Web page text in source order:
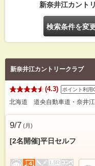
新奈井江カント
検索条件を変
新奈井江カントリークラブ
(4.3) ポイント利用
北海道 道央自動車道・奈井
9/7 (月)
[2名開催]平日セルフ